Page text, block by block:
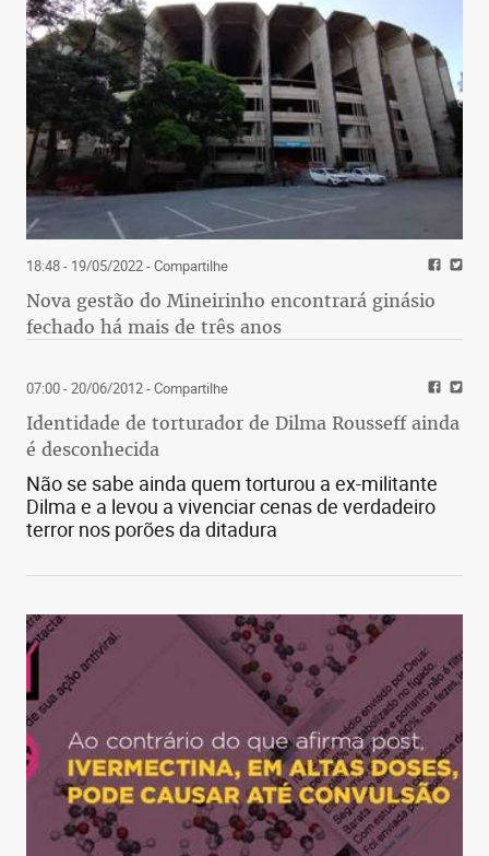
18:48 - 19/05/2022- Compartilhe
Nova gestão do Mineirinho encontrará ginásio
fechado há mais de três anos
07:00 - 20/06/2012- Compartilhe
Identidade de torturador de Dilma Rousseff ainda
é desconhecida
Não se sabe ainda quem torturou a ex-militante
Dilma e a levou a vivenciar cenas de verdadeiro
terror nos porões da ditadura